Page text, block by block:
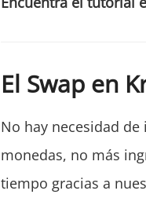
El Swap en
No hay necesidad
monedas, no más
tiempo gracias a